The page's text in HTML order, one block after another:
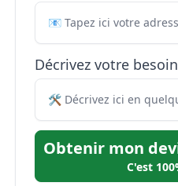
Décrivez votre
Obtenir mon
C'est